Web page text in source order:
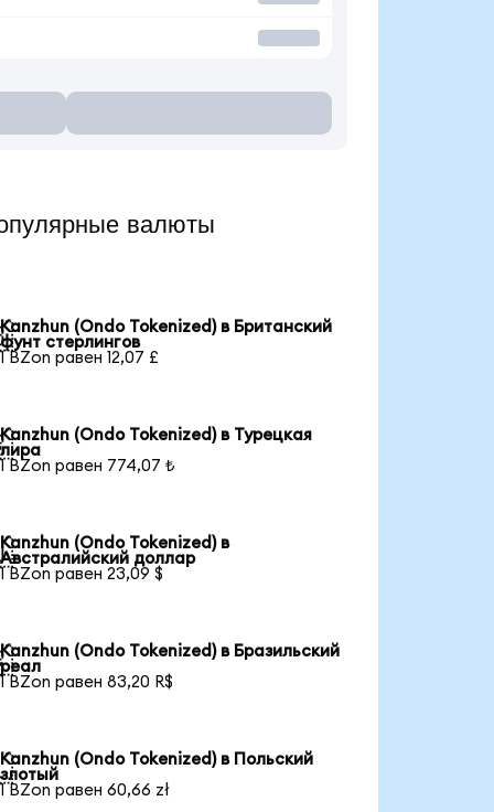
валюты
Kanzhun (Ondo Tokenized) в Британский
фунт стерлингов
1 BZon равен 12,07 £
Kanzhun (Ondo Tokenized) в Турецкая
лира
1 BZon равен 774,07 ₺
Kanzhun (Ondo Tokenized) в
Австралийский доллар
1 BZon равен 23,09 $
Kanzhun (Ondo Tokenized) в Бразильский
реал
1 BZon равен 83,20 R$
Kanzhun (Ondo Tokenized) в Польский
злотый
1 BZon равен 60,66 zł